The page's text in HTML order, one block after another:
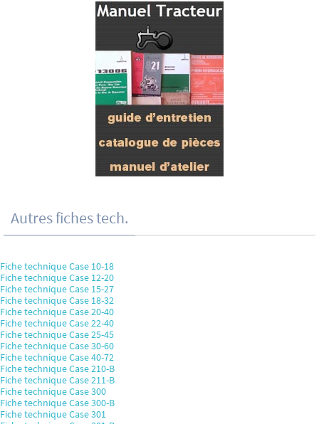
Autres fiches tech.
Fiche technique Case 10-18
Fiche technique Case 12-20
Fiche technique Case 15-27
Fiche technique Case 18-32
Fiche technique Case 20-40
Fiche technique Case 22-40
Fiche technique Case 25-45
Fiche technique Case 30-60
Fiche technique Case 40-72
Fiche technique Case 210-B
Fiche technique Case 211-B
Fiche technique Case 300
Fiche technique Case 300-B
Fiche technique Case 301